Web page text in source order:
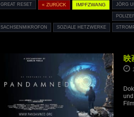
GREAT RESET « ZURÜCK IMPFZWANG JÖRG
SACHSENMIKROFON SOZIALE HETZWERKE
映